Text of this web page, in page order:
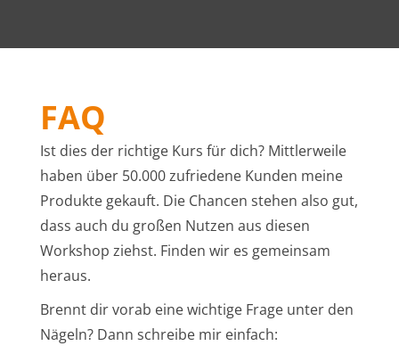
FAQ
Ist dies der richtige Kurs für dich? Mittlerweile
haben über 50.000 zufriedene Kunden meine
Produkte gekauft. Die Chancen stehen also gut,
dass auch du großen Nutzen aus diesen
Workshop ziehst. Finden wir es gemeinsam
heraus.
Brennt dir vorab eine wichtige Frage unter den
Nägeln? Dann schreibe mir einfach: